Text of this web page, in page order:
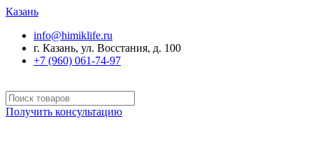
Казань
info@himiklife.ru
г. Казань, ул. Восстания, д. 100
+7 (960) 061-74-97
Получить консультацию